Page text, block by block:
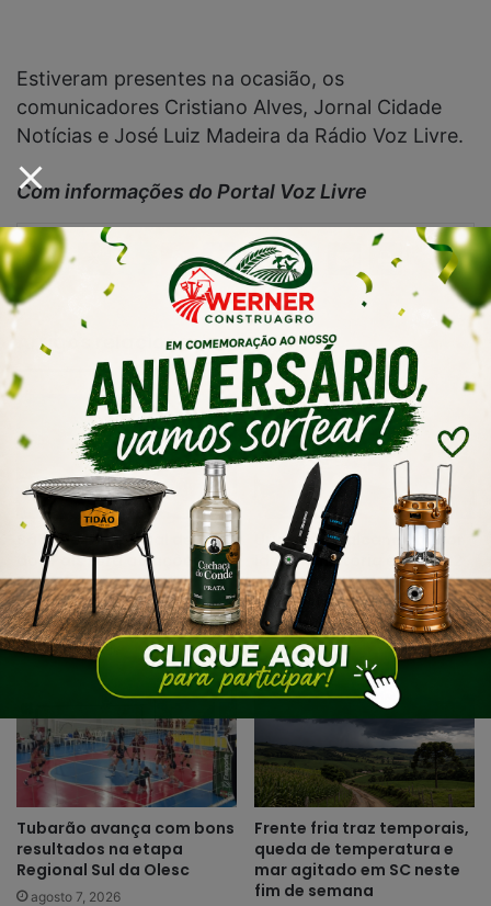
Estiveram presentes na ocasião, os
comunicadores Cristiano Alves, Jornal Cidade
Notícias e José Luiz Madeira da Rádio Voz Livre.
Com informações do Portal Voz Livre
Artigos relacionados
Sábado D especial de Dia
dos Pais terá atrações na
Praça da Igreja Matriz e
comércio aberto até as
17h
agosto 7, 2026
Urussanga alcança maior
Ideb da história e sobe 22
posições em Santa
Catarina
agosto 7, 2026
Tubarão avança com bons
resultados na etapa
Regional Sul da Olesc
agosto 7, 2026
Frente fria traz temporais,
queda de temperatura e
mar agitado em SC neste
fim de semana